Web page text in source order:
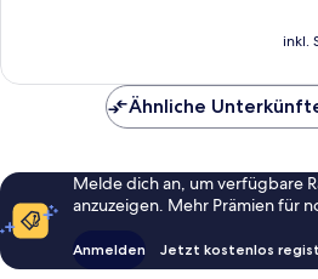
inkl.
Ähnliche
Melde dich an, um verfügbare
anzuzeigen. Mehr Prämien für
Anmelden Jetzt kostenlos